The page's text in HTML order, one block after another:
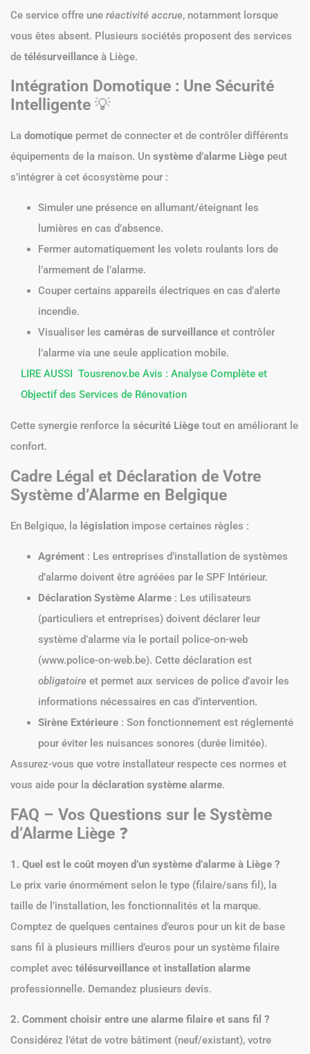
Ce service offre une réactivité accrue, notamment lorsque
vous êtes absent. Plusieurs sociétés proposent des services
de télésurveillance à Liège.
Intégration Domotique : Une Sécurité
Intelligente 💡
La domotique permet de connecter et de contrôler différents
équipements de la maison. Un système d’alarme Liège peut
s’intégrer à cet écosystème pour :
Simuler une présence en allumant/éteignant les
lumières en cas d’absence.
Fermer automatiquement les volets roulants lors de
l’armement de l’alarme.
Couper certains appareils électriques en cas d’alerte
incendie.
Visualiser les caméras de surveillance et contrôler
l’alarme via une seule application mobile.
LIRE AUSSI
Tousrenov.be Avis : Analyse Complète et
Objectif des Services de Rénovation
Cette synergie renforce la sécurité Liège tout en améliorant le
confort.
Cadre Légal et Déclaration de Votre
Système d’Alarme en Belgique
En Belgique, la législation impose certaines règles :
Agrément : Les entreprises d’installation de systèmes
d’alarme doivent être agréées par le SPF Intérieur.
Déclaration Système Alarme : Les utilisateurs
(particuliers et entreprises) doivent déclarer leur
système d’alarme via le portail police-on-web
(www.police-on-web.be). Cette déclaration est
obligatoire et permet aux services de police d’avoir les
informations nécessaires en cas d’intervention.
Sirène Extérieure : Son fonctionnement est réglementé
pour éviter les nuisances sonores (durée limitée).
Assurez-vous que votre installateur respecte ces normes et
vous aide pour la déclaration système alarme.
FAQ – Vos Questions sur le Système
d’Alarme Liège ❓
1. Quel est le coût moyen d’un système d’alarme à Liège ?
Le prix varie énormément selon le type (filaire/sans fil), la
taille de l’installation, les fonctionnalités et la marque.
Comptez de quelques centaines d’euros pour un kit de base
sans fil à plusieurs milliers d’euros pour un système filaire
complet avec télésurveillance et installation alarme
professionnelle. Demandez plusieurs devis.
2. Comment choisir entre une alarme filaire et sans fil ?
Considérez l’état de votre bâtiment (neuf/existant), votre